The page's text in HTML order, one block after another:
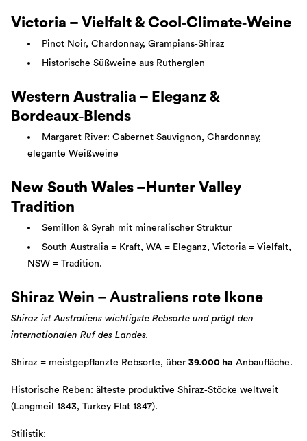
Victoria – Vielfalt & Cool‑Climate‑Weine
Pinot Noir, Chardonnay, Grampians‑Shiraz
Historische Süßweine aus Rutherglen
Western Australia – Eleganz &
Bordeaux‑Blends
Margaret River: Cabernet Sauvignon, Chardonnay,
elegante Weißweine
New South Wales –Hunter Valley
Tradition
Semillon & Syrah mit mineralischer Struktur
South Australia = Kraft, WA = Eleganz, Victoria = Vielfalt,
NSW = Tradition.
Shiraz Wein – Australiens rote Ikone
Shiraz ist Australiens wichtigste Rebsorte und prägt den
internationalen Ruf des Landes.
Shiraz = meistgepflanzte Rebsorte, über 39.000 ha Anbaufläche.
Historische Reben: älteste produktive Shiraz‑Stöcke weltweit
(Langmeil 1843, Turkey Flat 1847).
Stilistik: